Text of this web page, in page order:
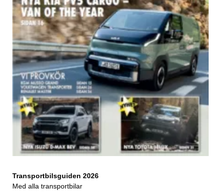
Transportbilsguiden 2026
Med alla transportbilar